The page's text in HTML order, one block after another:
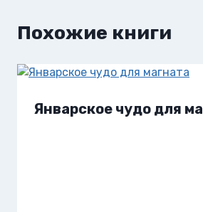
Похожие книги
Январское чудо для